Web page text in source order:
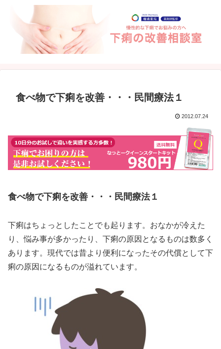
食べ物で下痢を改善・・・民間療法１
2012.07.24
食べ物で下痢を改善・・・民間療法１
下痢はちょっとしたことでも起ります。おなかが冷えた
り、悩み事が多かったり、下痢の原因となるものは数多く
あります。現代では昔より便利になったその代償として下
痢の原因になるものが溢れています。